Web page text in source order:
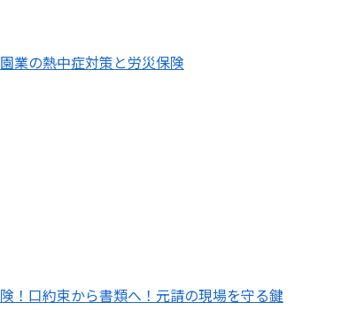
業の熱中症対策と労災保険
！口約束から書類へ！元請の現場を守る鍵